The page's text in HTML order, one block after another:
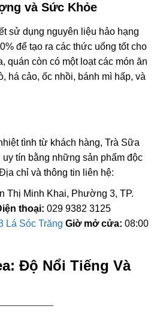
và Sức Khỏe
sử dụng nguyên liệu hảo hạng
để tạo ra các thức uống tốt cho
quán còn có một loạt các món ăn
há cảo, ốc nhồi, bánh mì hấp, và
tình từ khách hàng, Trà Sữa
tín bằng những sản phẩm độc
chỉ và thông tin liên hệ:
Thị Minh Khai, Phường 3, TP.
thoại: 029 9382 3125
Lá Sóc Trăng Giờ mở cửa: 08:00
Độ Nổi Tiếng Và